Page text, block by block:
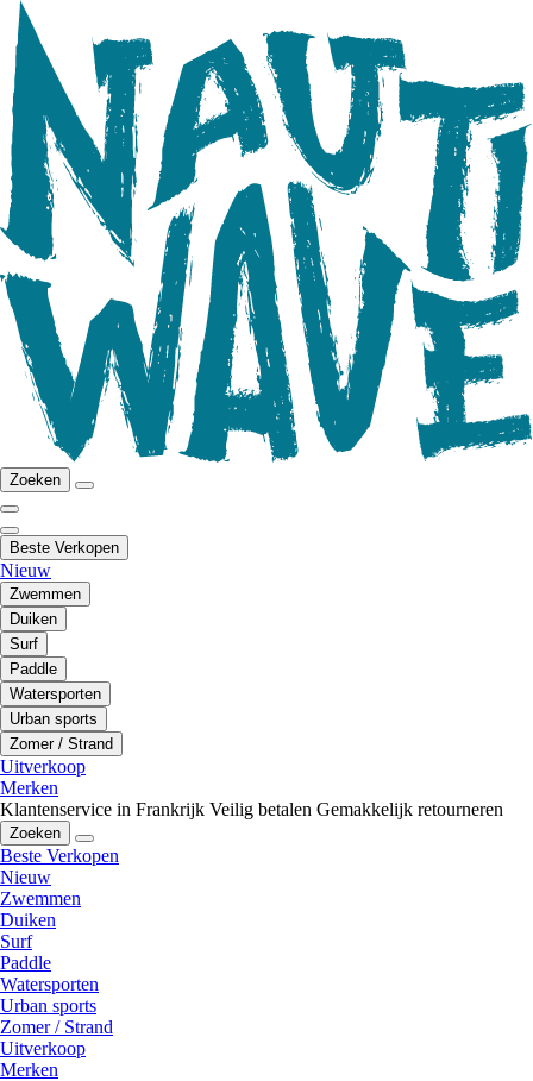
Zoeken
Beste Verkopen
Nieuw
Zwemmen
Duiken
Surf
Paddle
Watersporten
Urban sports
Zomer / Strand
Uitverkoop
Merken
Klantenservice in Frankrijk Veilig betalen Gemakkelijk retourneren
Zoeken
Beste Verkopen
Nieuw
Zwemmen
Duiken
Surf
Paddle
Watersporten
Urban sports
Zomer / Strand
Uitverkoop
Merken